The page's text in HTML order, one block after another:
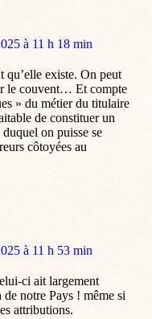
à 11 h 18 min
existe. On peut
le couvent… Et compte
» du métier du titulaire
de constituer un
on puisse se
côtoyées au
à 11 h 53 min
ci ait largement
notre Pays ! même si
attributions.